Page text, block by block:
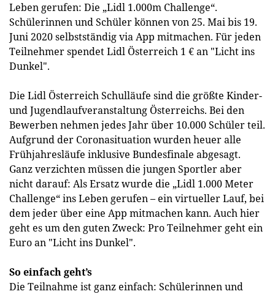
Leben gerufen: Die „Lidl 1.000m Challenge“.
Schülerinnen und Schüler können von 25. Mai bis 19.
Juni 2020 selbstständig via App mitmachen. Für jeden
Teilnehmer spendet Lidl Österreich 1 € an "Licht ins
Dunkel".
Die Lidl Österreich Schulläufe sind die größte Kinder-
und Jugendlaufveranstaltung Österreichs. Bei den
Bewerben nehmen jedes Jahr über 10.000 Schüler teil.
Aufgrund der Coronasituation wurden heuer alle
Frühjahresläufe inklusive Bundesfinale abgesagt.
Ganz verzichten müssen die jungen Sportler aber
nicht darauf: Als Ersatz wurde die „Lidl 1.000 Meter
Challenge“ ins Leben gerufen – ein virtueller Lauf, bei
dem jeder über eine App mitmachen kann. Auch hier
geht es um den guten Zweck: Pro Teilnehmer geht ein
Euro an "Licht ins Dunkel".
So einfach geht’s
Die Teilnahme ist ganz einfach: Schülerinnen und